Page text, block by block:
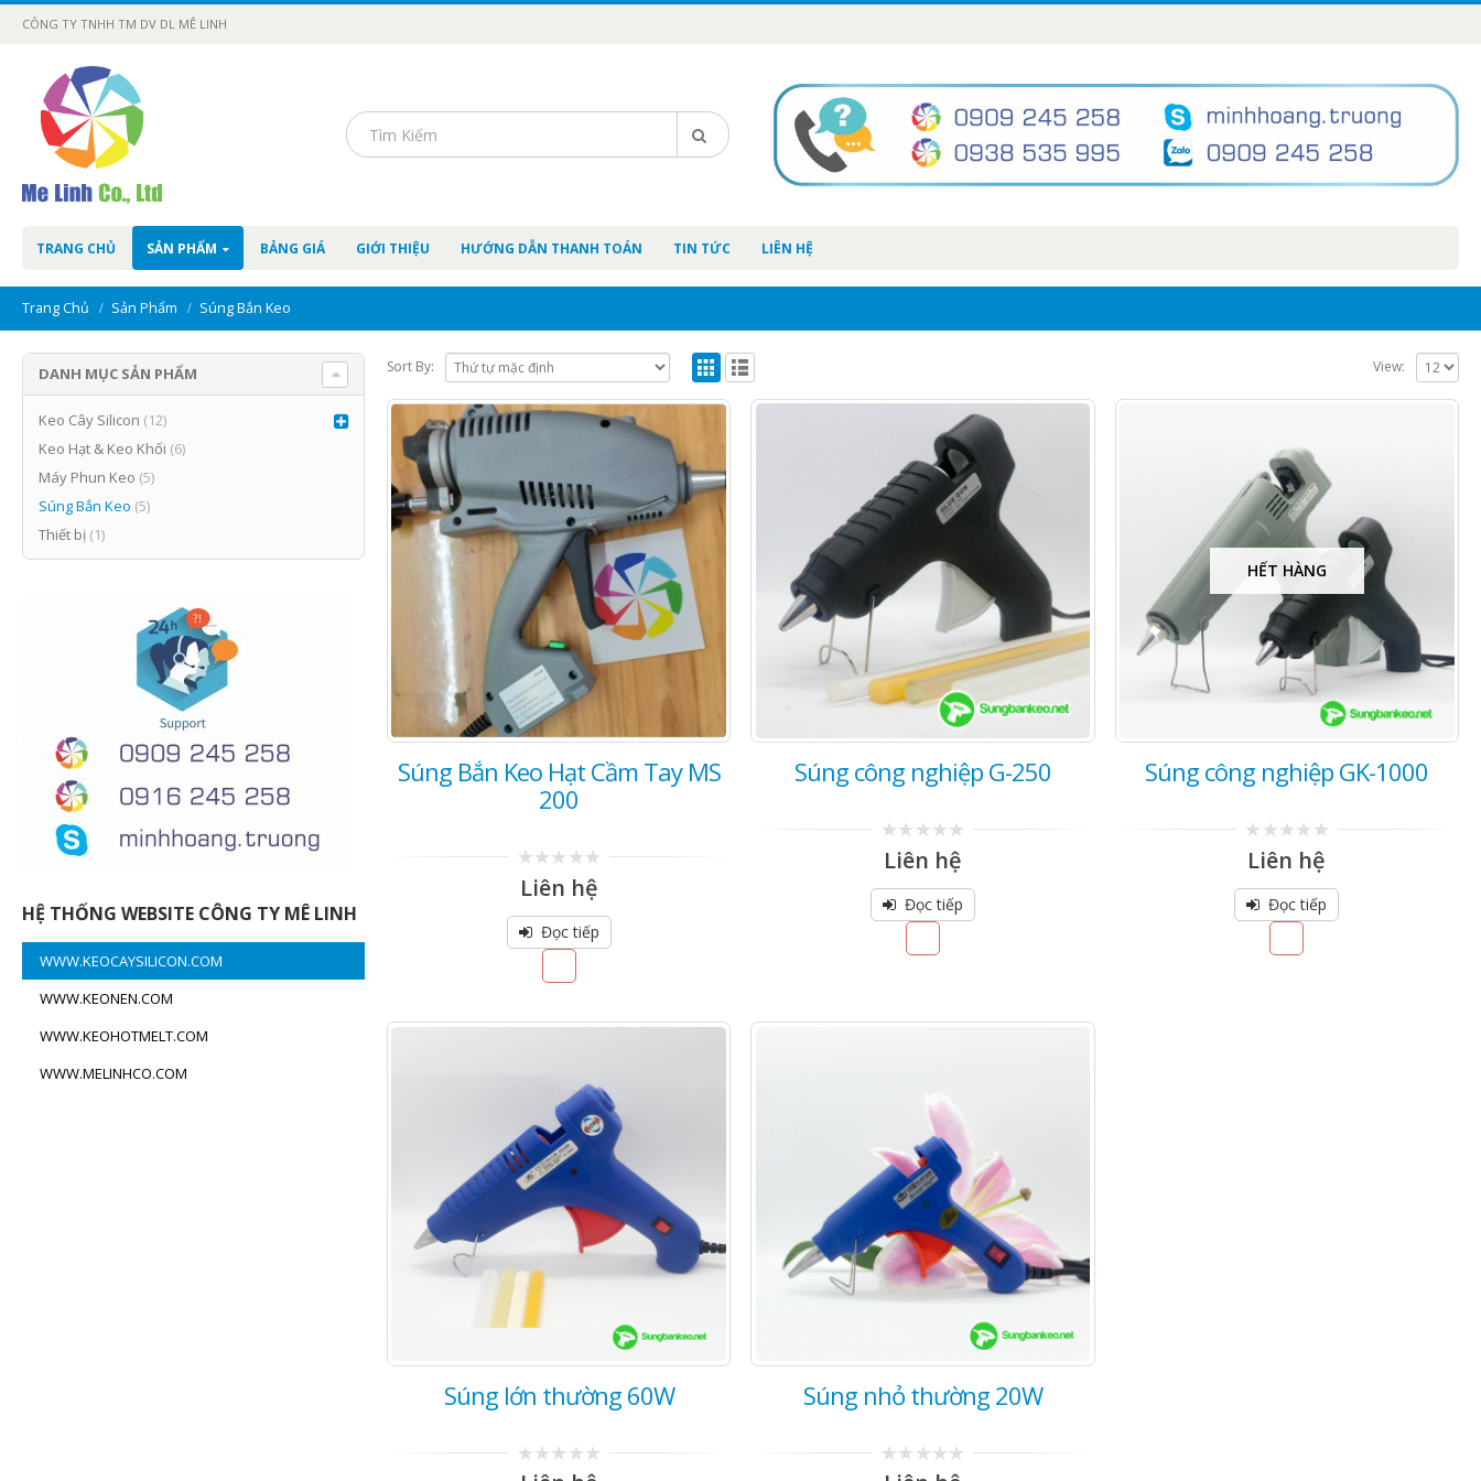
CÔNG TY TNHH TM DV DL MÊ LINH
TRANG CHỦ SẢN PHẨM BẢNG GIÁ GIỚI THIỆU HƯỚNG DẪN THANH TOÁN TIN TỨC LIÊN HỆ
Trang Chủ Sản Phẩm Súng Bắn Keo
Sort By: View:
Súng Bắn Keo Hạt Cầm Tay MS
200
outLiên hệ
Đọc tiếp
Súng công nghiệp G-250
outLiên hệ
Đọc tiếp
HẾT HÀNG
Súng công nghiệp GK-1000
outLiên hệ
Đọc tiếp
Súng lớn thường 60W Súng nhỏ thường 20W
DANH MỤC SẢN PHẨM
Keo Cây Silicon (12)
Keo Hạt & Keo Khối (6)
Máy Phun Keo (5)
Súng Bắn Keo (5)
Thiết bị (1)
HỆ THỐNG WEBSITE CÔNG TY MÊ LINH
WWW.KEOCAYSILICON.COM
WWW.KEONEN.COM
WWW.KEOHOTMELT.COM
WWW.MELINHCO.COM